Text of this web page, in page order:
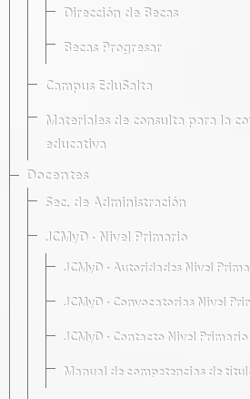
Dirección de Becas
Becas Progresar
Campus EduSalta
Materiales de consulta para la
educativa
Docentes
Sec. de Administración
JCMyD · Nivel Primario
JCMyD · Autoridades Nivel
JCMyD · Convocatorias Nivel
JCMyD · Contacto Nivel Primario
Manual de competencias de